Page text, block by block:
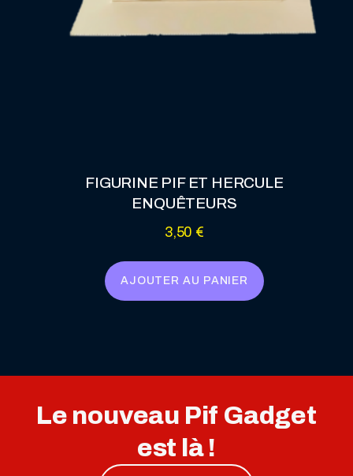
FIGURINE PIF ET HERCULE
ENQUÊTEURS
3,50 €
AJOUTER AU PANIER
Le nouveau Pif Gadget
est là !